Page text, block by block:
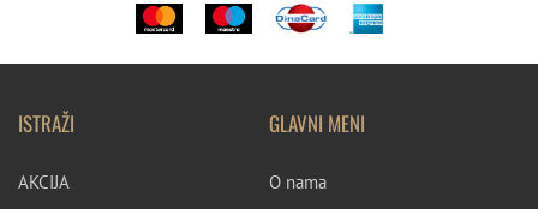
ISTRAŽI
AKCIJA
GLAVNI MENI
O nama